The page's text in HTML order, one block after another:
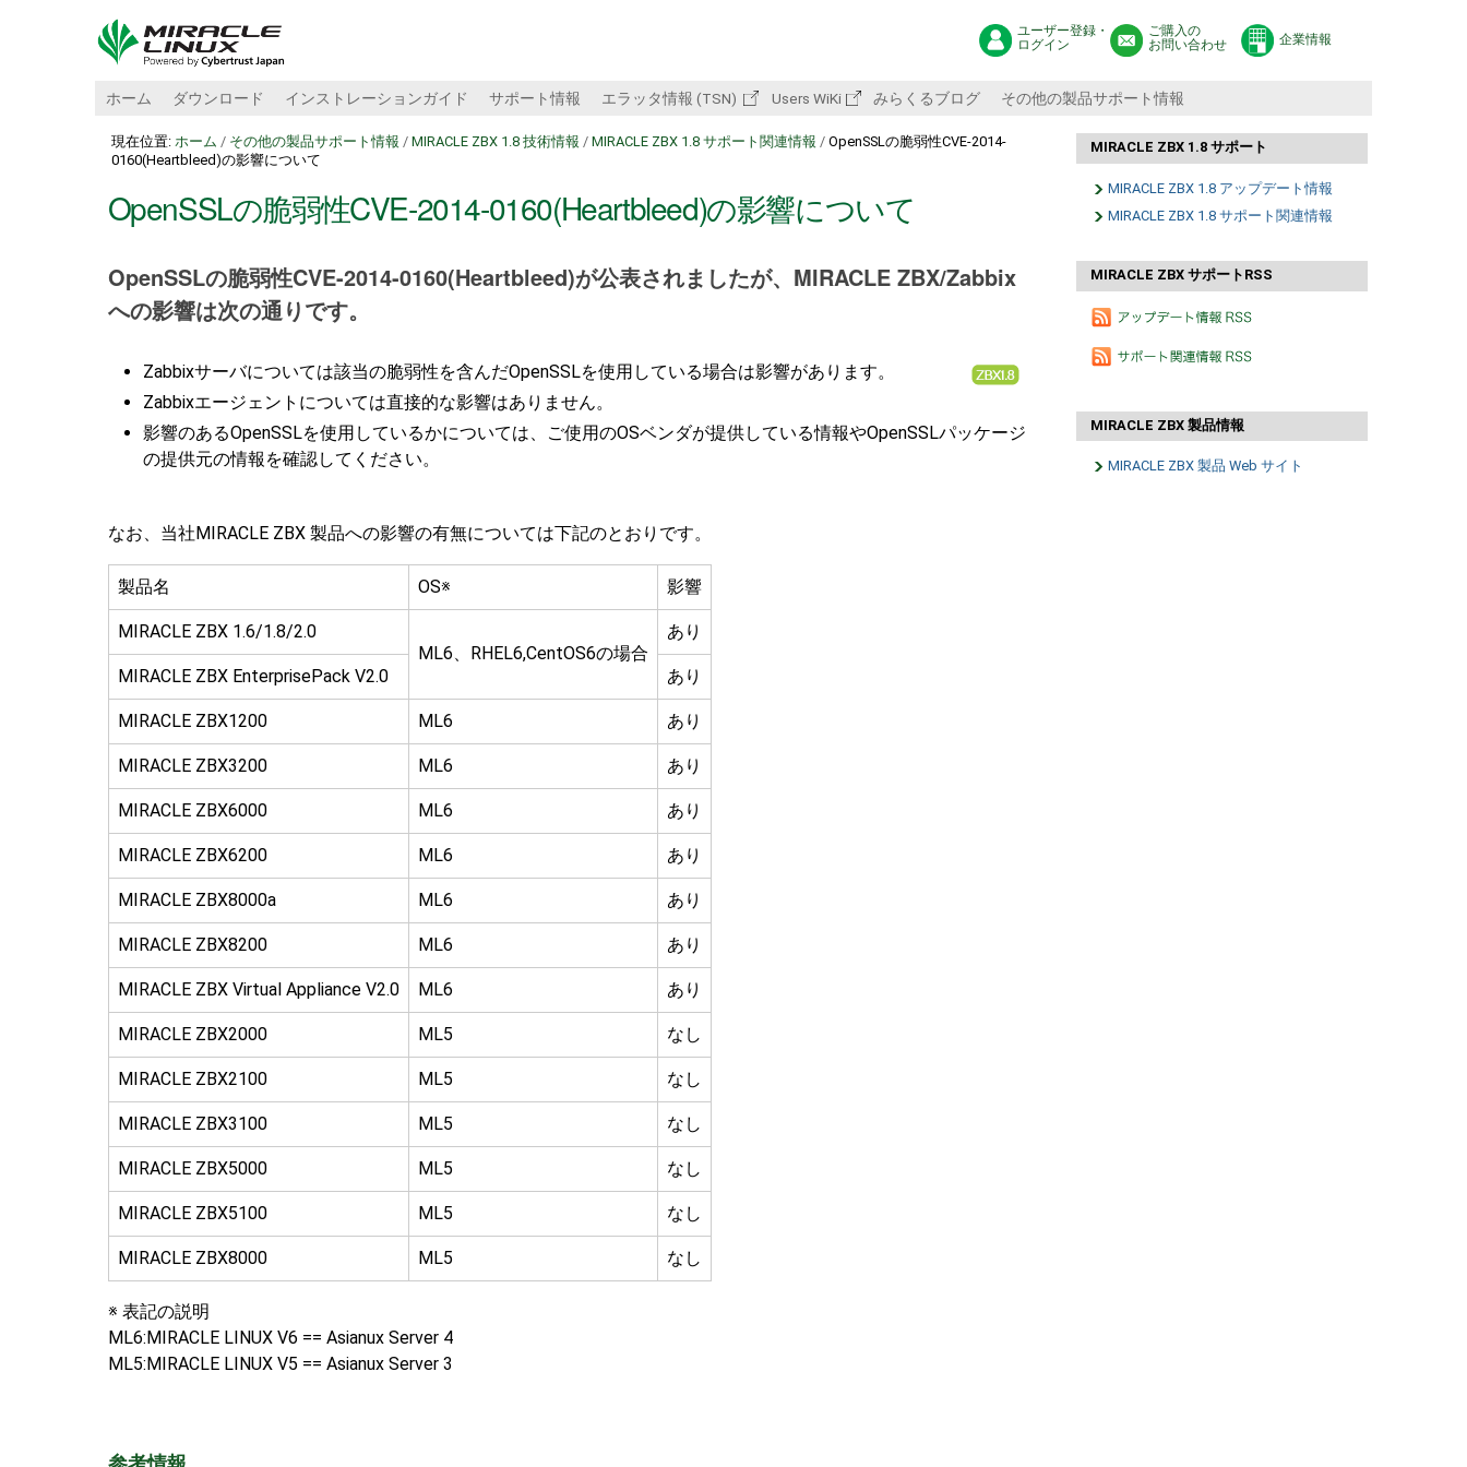
ユーザー登録・
ログイン
ご購入の
お問い合わせ
企業情報
ホーム ダウンロード インストレーションガイド サポート情報 エラッタ情報 (TSN) Users WiKi みらくるブログ その他の製品サポート情報
現在位置: ホーム / その他の製品サポート情報 / MIRACLE ZBX 1.8 技術情報 / MIRACLE ZBX 1.8 サポート関連情報 / OpenSSLの脆弱性CVE-2014-
0160(Heartbleed)の影響について
OpenSSLの脆弱性CVE-2014-0160(Heartbleed)の影響について
OpenSSLの脆弱性CVE-2014-0160(Heartbleed)が公表されましたが、MIRACLE ZBX/Zabbix
への影響は次の通りです。
Zabbixサーバについては該当の脆弱性を含んだOpenSSLを使用している場合は影響があります。
Zabbixエージェントについては直接的な影響はありません。
影響のあるOpenSSLを使用しているかについては、ご使用のOSベンダが提供している情報やOpenSSLパッケージ
の提供元の情報を確認してください。
なお、当社MIRACLE ZBX 製品への影響の有無については下記のとおりです。
製品名 OS※ 影響
MIRACLE ZBX 1.6/1.8/2.0
ML6、RHEL6,CentOS6の場合
あり
MIRACLE ZBX EnterprisePack V2.0 あり
MIRACLE ZBX1200 ML6 あり
MIRACLE ZBX3200 ML6 あり
MIRACLE ZBX6000 ML6 あり
MIRACLE ZBX6200 ML6 あり
MIRACLE ZBX8000a ML6 あり
MIRACLE ZBX8200 ML6 あり
MIRACLE ZBX Virtual Appliance V2.0 ML6 あり
MIRACLE ZBX2000 ML5 なし
MIRACLE ZBX2100 ML5 なし
MIRACLE ZBX3100 ML5 なし
MIRACLE ZBX5000 ML5 なし
MIRACLE ZBX5100 ML5 なし
MIRACLE ZBX8000 ML5 なし
※ 表記の説明
ML6:MIRACLE LINUX V6 == Asianux Server 4
ML5:MIRACLE LINUX V5 == Asianux Server 3
MIRACLE ZBX 1.8 サポート
MIRACLE ZBX 1.8 アップデート情報
MIRACLE ZBX 1.8 サポート関連情報
MIRACLE ZBX サポートRSS
MIRACLE ZBX 製品情報
MIRACLE ZBX 製品 Web サイト